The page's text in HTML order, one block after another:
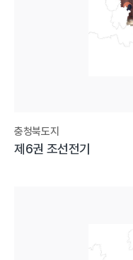
충청북도지
제6권 조선전기